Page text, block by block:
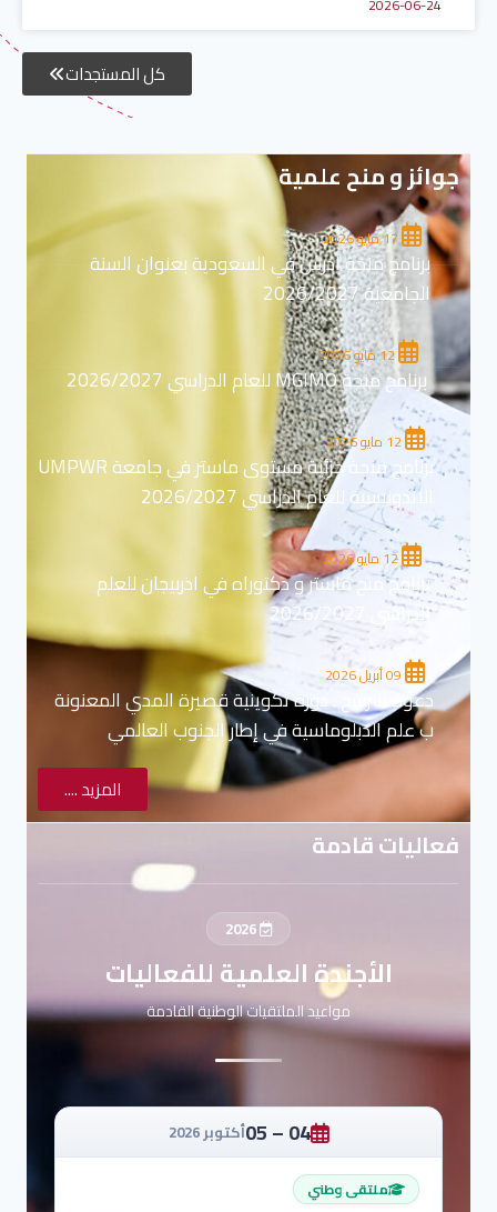
2026-06-24
كل المستجدات
جوائز و منح علمية
17 مايو 2026
برنامج منحة ادرس في السعودية بعنوان السنة
الجامعية 2026/2027
برنامج منحة MGIMO للعام الدراسي 2026/2027
12 مايو 2026
برنامج منحة جزئية مستوى ماستر في جامعة UMPWR
الاندونيسية للعام الدراسي 2026/2027
12 مايو 2026
برنامج منح ماستر و دكتوراه في اذربيجان للعلم
الدراسي 2026/2027
09 أبريل 2026
دعوة للترشح : دورة تكوينية قصيرة المدي المعنونة
ب علم الدبلوماسية في إطار الجنوب العالمي
المزيد ....
فعاليات قادمة
الأجندة العلمية للفعاليات
مواعيد الملتقيات الوطنية القادمة
04 – 05 أكتوبر 2026
ملتقى وطني